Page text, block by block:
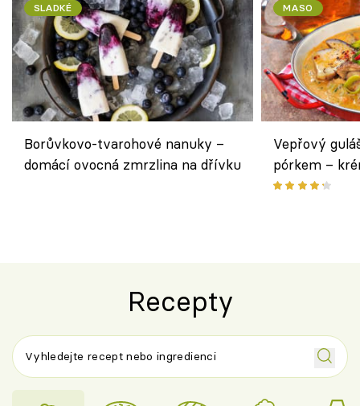
SLADKÉ
Borůvkovo-tvarohové nanuky –
domácí ovocná zmrzlina na dřívku
MASO
Vepřový
pórkem –
pokrm z
Recepty